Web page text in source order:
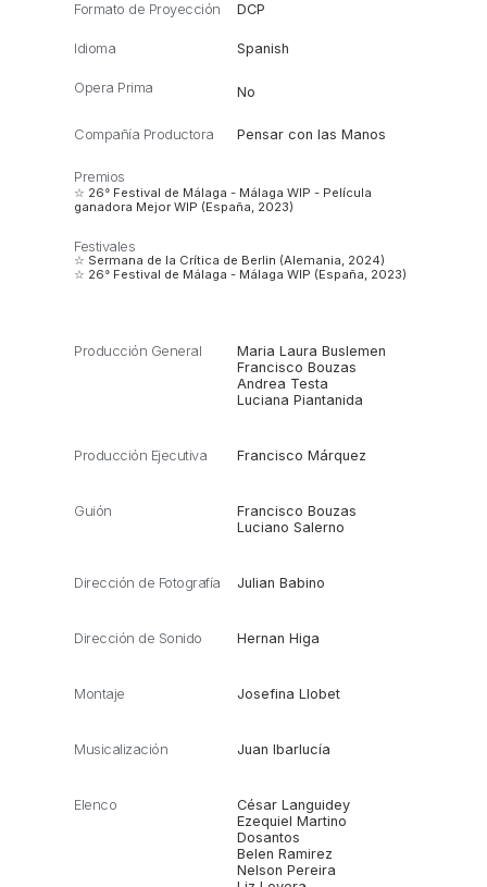
Formato de Proyección DCP
Idioma Spanish
Opera Prima No
Compañía Productora Pensar con las Manos
Premios
☆ 26° Festival de Málaga - Málaga WIP - Película
ganadora Mejor WIP (España, 2023)
Festivales
☆ Sermana de la Crítica de Berlin (Alemania, 2024)
☆ 26° Festival de Málaga - Málaga WIP (España, 2023)
Producción General
Maria Laura Buslemen
Francisco Bouzas
Andrea Testa
Luciana Piantanida
Producción Ejecutiva Francisco Márquez
Guión
Francisco Bouzas
Luciano Salerno
Dirección de Fotografía Julian Babino
Dirección de Sonido Hernan Higa
Montaje Josefina Llobet
Musicalización Juan Ibarlucía
Elenco
César Languidey
Ezequiel Martino
Dosantos
Belen Ramirez
Nelson Pereira